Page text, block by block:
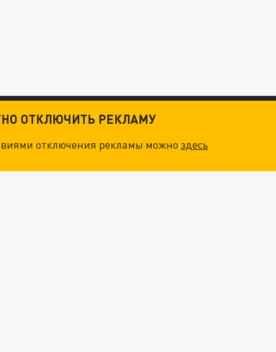
ОТКЛЮЧИТЬ РЕКЛАМУ
отключения рекламы можноздесь